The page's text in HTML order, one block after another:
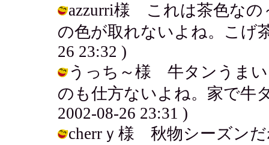
azzurri様 これは茶色なの
の色が取れないよね。こげ
26 23:32 )
うっち～様 牛タンうまい
のも仕方ないよね。家で牛
2002-08-26 23:31 )
cherrｙ様 秋物シーズン